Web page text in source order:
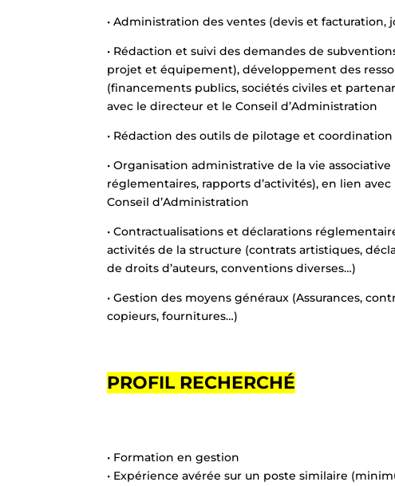
• Administration des ventes (devis et facturation,
• Rédaction et suivi des demandes de
projet et équipement), développement des
(financements publics, sociétés civiles et
avec le directeur et le Conseil d’Administration
• Rédaction des outils de pilotage et
• Organisation administrative de la vie associative
réglementaires, rapports d’activités), en lien
Conseil d’Administration
• Contractualisations et déclarations
activités de la structure (contrats artistiques,
de droits d’auteurs, conventions diverses…)
• Gestion des moyens généraux (Assurances,
copieurs, fournitures…)
PROFIL RECHERCHÉ
• Formation en gestion
• Expérience avérée sur un poste similaire